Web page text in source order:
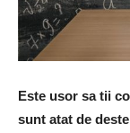
Este usor sa tii
sunt atat de